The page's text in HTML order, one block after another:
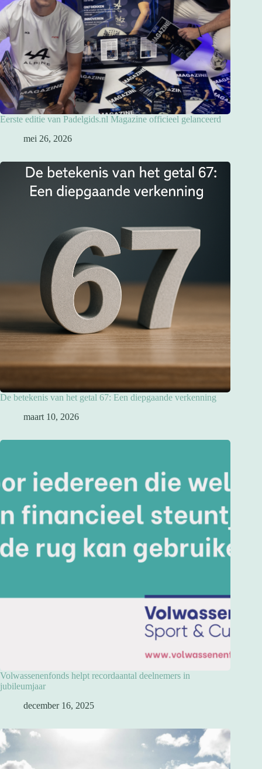
Eerste editie van Padelgids.nl Magazine officieel gelanceerd
mei 26, 2026
De betekenis van het getal 67: Een diepgaande verkenning
maart 10, 2026
Volwassenenfonds helpt recordaantal deelnemers in
jubileumjaar
december 16, 2025